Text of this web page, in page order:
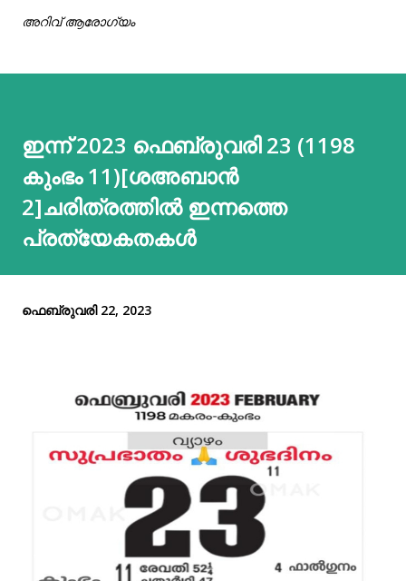
അറിവ് ആരോഗ്യം
ഇന്ന് 2023 ഫെബ്രുവരി 23 (1198
കുംഭം 11)[ശഅബാൻ
2]ചരിത്രത്തിൽ ഇന്നത്തെ
പ്രത്യേകതകൾ
ഫെബ്രുവരി 22, 2023